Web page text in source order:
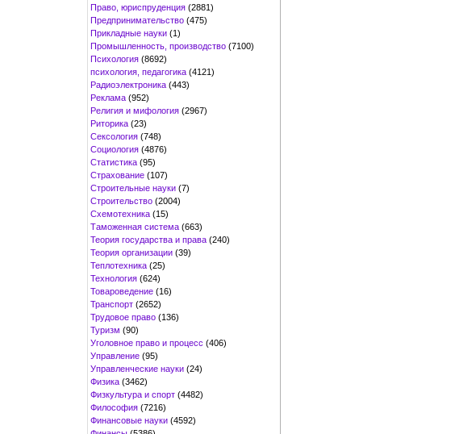
Право, юриспруденция (2881)
Предпринимательство (475)
Прикладные науки (1)
Промышленность, производство (7100)
Психология (8692)
психология, педагогика (4121)
Радиоэлектроника (443)
Реклама (952)
Религия и мифология (2967)
Риторика (23)
Сексология (748)
Социология (4876)
Статистика (95)
Страхование (107)
Строительные науки (7)
Строительство (2004)
Схемотехника (15)
Таможенная система (663)
Теория государства и права (240)
Теория организации (39)
Теплотехника (25)
Технология (624)
Товароведение (16)
Транспорт (2652)
Трудовое право (136)
Туризм (90)
Уголовное право и процесс (406)
Управление (95)
Управленческие науки (24)
Физика (3462)
Физкультура и спорт (4482)
Философия (7216)
Финансовые науки (4592)